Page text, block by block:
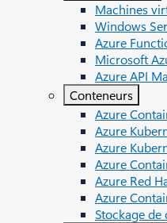
Machines
Windows
Azure
Microsoft
Azure API
Conteneurs
Azure
Azure
Azure
Azure
Azure Red
Azure
Stockage de